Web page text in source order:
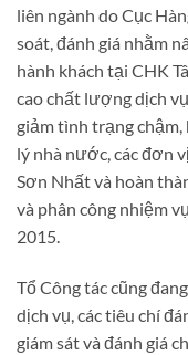
liên ngành do Cục
soát, đánh giá nhằm
hành khách tại CHK
cao chất lượng dịch
giảm tình trạng chậm,
lý nhà nước, các đơn
Sơn Nhất và hoàn
và phân công nhiệm
2015.
Tổ Công tác cũng
dịch vụ, các tiêu chí
giám sát và đánh giá